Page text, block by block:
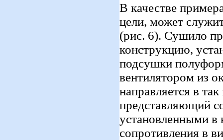
В качестве
цели, может
(рис. 6). Сушило
конструкцию,
подсушки
вентилятором из
направляется в
представляющий
установленными в
сопротивления в